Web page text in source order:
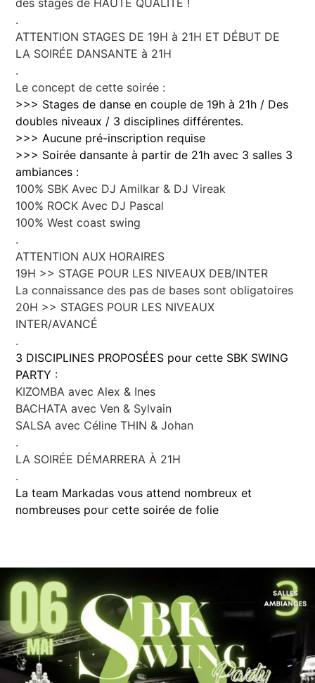
des stages de HAUTE QUALITÉ !
.
ATTENTION STAGES DE 19H à 21H ET DÉBUT DE
LA SOIRÉE DANSANTE à 21H
.
Le concept de cette soirée :
>>> Stages de danse en couple de 19h à 21h / Des
doubles niveaux / 3 disciplines différentes.
>>> Aucune pré-inscription requise
>>> Soirée dansante à partir de 21h avec 3 salles 3
ambiances :
100% SBK Avec DJ Amilkar & DJ Vireak
100% ROCK Avec DJ Pascal
100% West coast swing
.
ATTENTION AUX HORAIRES
19H >> STAGE POUR LES NIVEAUX DEB/INTER
La connaissance des pas de bases sont obligatoires
20H >> STAGES POUR LES NIVEAUX
INTER/AVANCÉ
.
3 DISCIPLINES PROPOSÉES pour cette SBK SWING
PARTY :
KIZOMBA avec Alex & Ines
BACHATA avec Ven & Sylvain
SALSA avec Céline THIN & Johan
.
LA SOIRÉE DÉMARRERA À 21H
.
La team Markadas vous attend nombreux et
nombreuses pour cette soirée de folie